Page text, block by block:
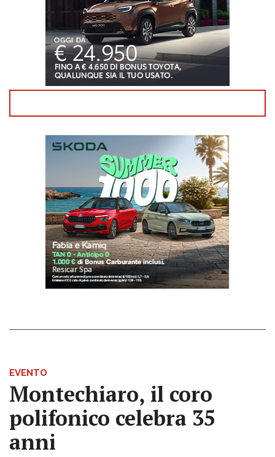
EVENTO
Montechiaro, il coro
polifonico celebra 35
anni